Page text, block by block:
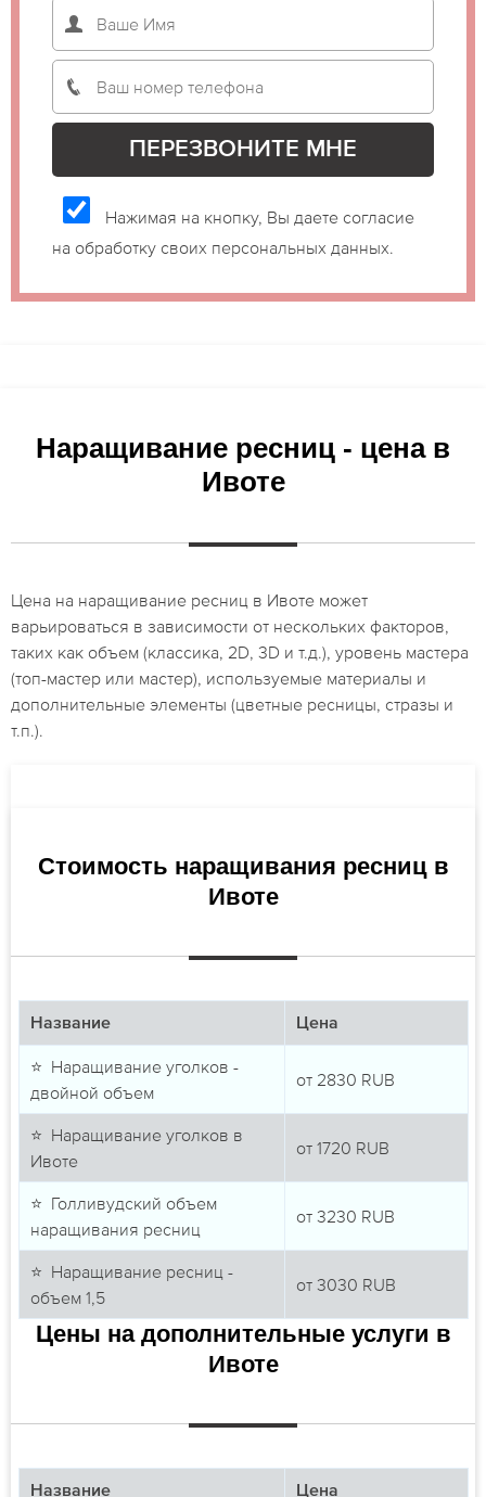
Нажимая на кнопку, Вы даете согласие
на обработку своих персональных данных.
Наращивание ресниц - цена в
Ивоте
Цена на наращивание ресниц в Ивоте может
варьироваться в зависимости от нескольких факторов,
таких как объем (классика, 2D, 3D и т.д.), уровень мастера
(топ-мастер или мастер), используемые материалы и
дополнительные элементы (цветные ресницы, стразы и
т.п.).
Стоимость наращивания ресниц в
Ивоте
Название Цена
⭐ Наращивание уголков -
двойной объем
от 2830 RUB
⭐ Наращивание уголков в
Ивоте
от 1720 RUB
⭐ Голливудский объем
наращивания ресниц
от 3230 RUB
⭐ Наращивание ресниц -
объем 1,5
от 3030 RUB
Цены на дополнительные услуги в
Ивоте
Название Цена